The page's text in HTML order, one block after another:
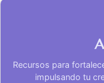
Recursos para
impulsando tu